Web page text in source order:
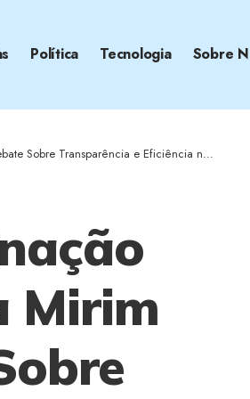
Política Tecnologia Sobre
e Eficiência na Gestão Municipal
Mirim